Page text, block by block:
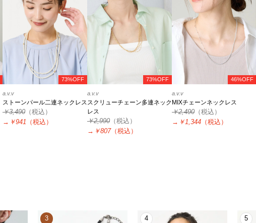
73%OFF
a.v.v
ストーンパール二連ネックレス
￥3,490 （税込）
→ ￥941 （税込）
73%OFF
a.v.v
スクリューチェーン多連ネック
レス
￥2,990 （税込）
→ ￥807（税込）
46%OFF
a.v.v
MIXチェーンネックレス
￥2,490 （税込）
→ ￥1,344 （税込）
3 4 5